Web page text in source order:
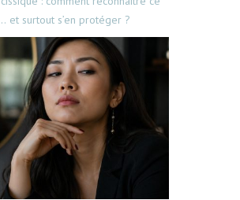
et surtout s’en protéger ?